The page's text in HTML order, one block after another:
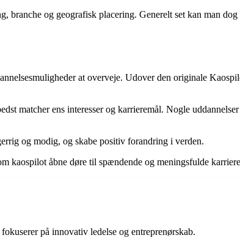
og geografisk placering. Generelt set kan man
at overveje. Udover den originale
matcher ens interesser og karrieremål. Nogle
og modig, og skabe positiv forandring i verden.
kaospilot åbne døre til spændende og meningsfulde
på innovativ ledelse og entreprenørskab.